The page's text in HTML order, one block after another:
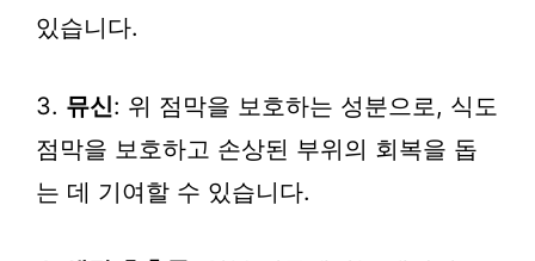
있습니다.
3. 뮤신: 위 점막을 보호하는 성분으로, 식도
점막을 보호하고 손상된 부위의 회복을 돕
는 데 기여할 수 있습니다.